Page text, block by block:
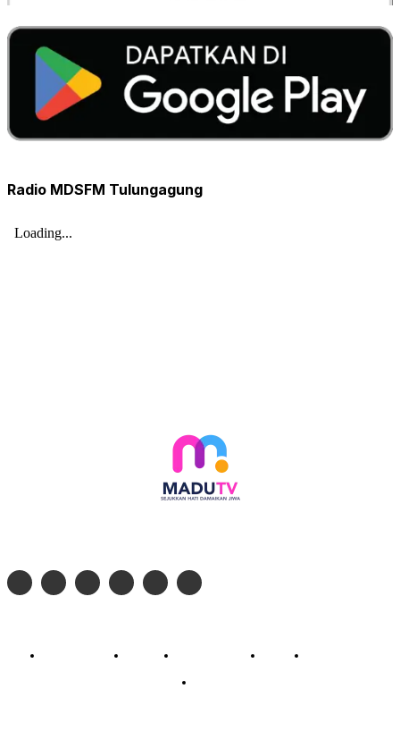
Radio MDSFM Tulungagung
Profil Madu TV Redaksi Pedoman Siber Kontak